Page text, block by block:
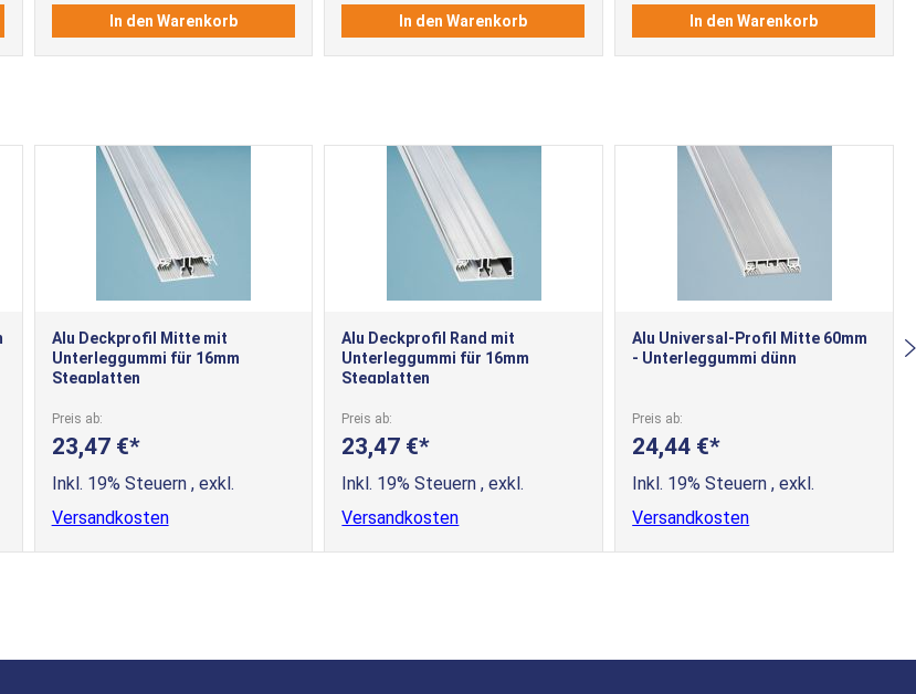
In den Warenkorb In den Warenkorb In den Warenkorb
Alu Deckprofil Mitte mit
Unterleggummi für 16mm
Stegplatten
Preis ab
23,47 €
Inkl. 19% Steuern , exkl.
Versandkosten
Alu Deckprofil Rand mit
Unterleggummi für 16mm
Stegplatten
Preis ab
23,47 €
Inkl. 19% Steuern, exkl.
Versandkosten
Alu Universal-Profil Mitte 60mm
- Unterleggummi dünn
Preis ab
24,44 €
Inkl. 19% Steuern, exkl.
Versandkosten